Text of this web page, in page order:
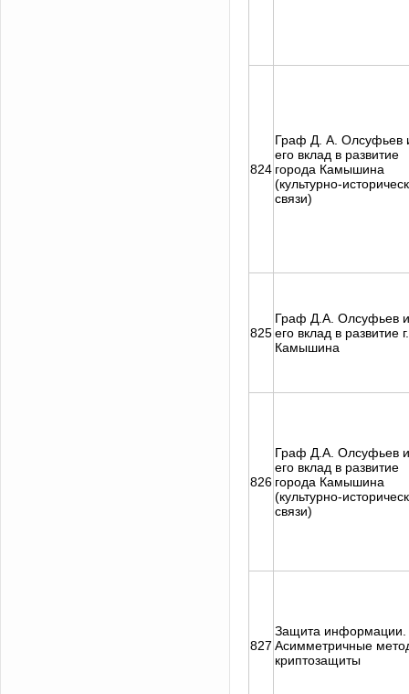
824
Граф Д. А. Олсуфьев
его вклад в развитие
города Камышина
(культурно-
связи)
825
Граф Д.А. Олсуфьев и
его вклад в развитие г.
Камышина
826
Граф Д.А. Олсуфьев и
его вклад в развитие
города Камышина
(культурно-
связи)
827
Защита информации.
Асимметричные
криптозащиты